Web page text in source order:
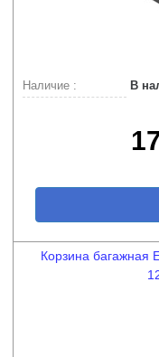
Наличие : В
Корзина багажная